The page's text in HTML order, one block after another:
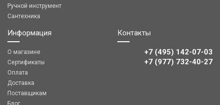
Ручной инструмент
Сантехника
Информация
О магазине
Сертификаты
Оплата
Доставка
Поставщикам
Блог
Контакты
+7 (495) 142-07-03
‎‎+7 (977) 732-40-27